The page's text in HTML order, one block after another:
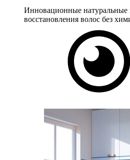
Инновационные натуральные
восстановления волос без